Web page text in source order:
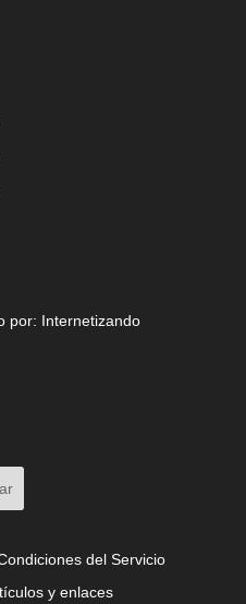
por: Internetizando
del Servicio
y enlaces